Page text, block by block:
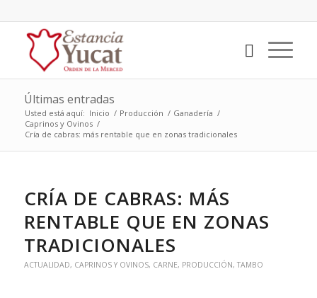
Últimas entradas
Usted está aquí: Inicio / Producción / Ganadería /
Caprinos y Ovinos /
Cría de cabras: más rentable que en zonas tradicionales
CRÍA DE CABRAS: MÁS
RENTABLE QUE EN ZONAS
TRADICIONALES
ACTUALIDAD, CAPRINOS Y OVINOS, CARNE, PRODUCCIÓN, TAMBO